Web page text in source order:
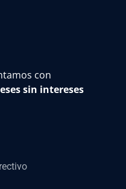
con
sin intereses